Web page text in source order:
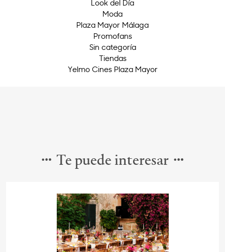
Look del Día
Moda
Plaza Mayor Málaga
Promofans
Sin categoría
Tiendas
Yelmo Cines Plaza Mayor
Te puede interesar